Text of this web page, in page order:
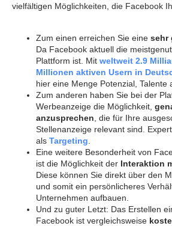
vielfältigen Möglichkeiten, die Facebook
Zum einen erreichen Sie eine sehr
Da Facebook aktuell die
Plattform ist. Mit weltweit 2.9
Millionen aktiven Usern in
hier eine Menge Potenzial, Talente
Zum anderen haben Sie bei der
Werbeanzeige die Möglichkeit,
anzusprechen , die für Ihre
Stellenanzeige relevant sind.
als Targeting
Eine weitere Besonderheit von
ist die Möglichkeit der Interaktion
Diese können Sie direkt über den
und somit ein persönlicheres
Unternehmen aufbauen.
Und zu guter Letzt: Das Erstellen
Facebook ist vergleichsweise